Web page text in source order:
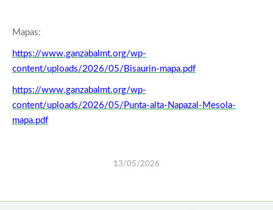
Mapas:
https://www.ganzabalmt.org/wp-
content/uploads/2026/05/Bisaurin-mapa.pdf
https://www.ganzabalmt.org/wp-
content/uploads/2026/05/Punta-alta-Napazal-Mesola-
mapa.pdf
13/05/2026